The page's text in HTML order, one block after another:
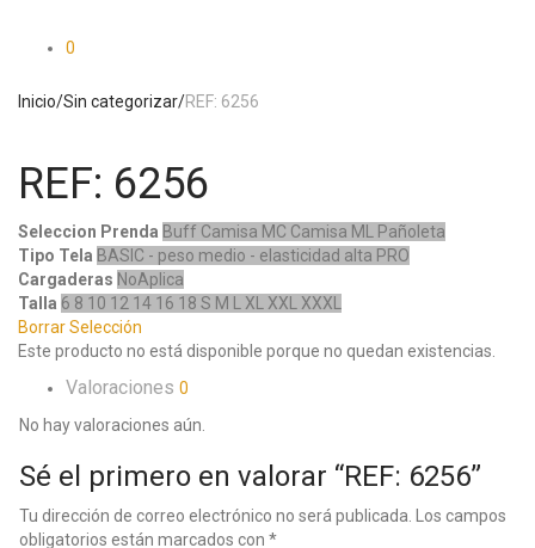
0
Inicio/Sin categorizar/REF: 6256
REF: 6256
Seleccion Prenda Buff Camisa MC Camisa ML Pañoleta
Tipo Tela BASIC - peso medio - elasticidad alta PRO
Cargaderas NoAplica
Talla 6 8 10 12 14 16 18 S M L XL XXL XXXL
Borrar Selección
Este producto no está disponible porque no quedan existencias.
Valoraciones 0
No hay valoraciones aún.
Sé el primero en valorar “REF: 6256”
Tu dirección de correo electrónico no será publicada. Los campos
obligatorios están marcados con *